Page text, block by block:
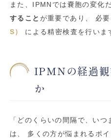
また、IPMNでは嚢胞の変化
すること が重要であり、 必
S） による精密検査を行いま
IPMNの経過観
か
「どのくらいの間隔で、いつ
は、 多くの方が悩まれるポイ